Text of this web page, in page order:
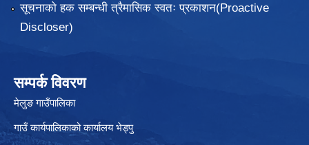
सूचनाको हक सम्बन्धी त्रैमासिक स्वतः प्रकाशन(Proactive
Discloser)
सम्पर्क विवरण
मेलुङ गाउँपालिका
गाउँ कार्यपालिकाको कार्यालय भेड्पु